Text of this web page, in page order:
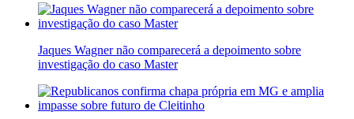
Jaques Wagner não comparecerá a depoimento sobre
investigação do caso Master